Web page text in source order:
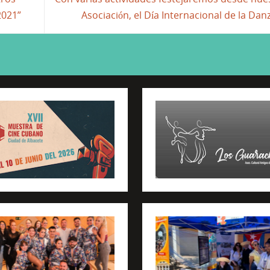
Asociación, el Día Internacional de la